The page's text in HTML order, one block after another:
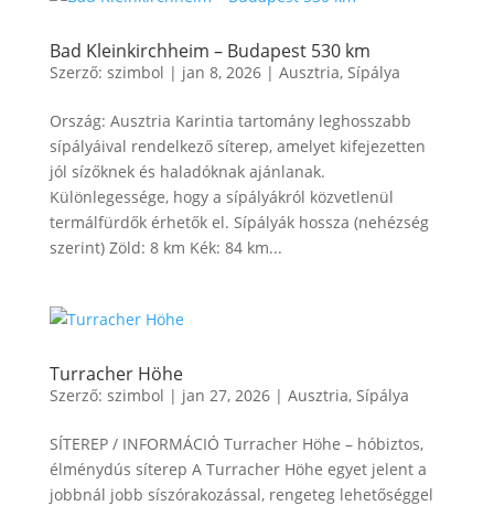
Bad Kleinkirchheim – Budapest 530 km
Szerző: szimbol | jan 8, 2026| Ausztria, Sípálya
Ország: Ausztria Karintia tartomány leghosszabb
sípályáival rendelkező síterep, amelyet kifejezetten
jól sízőknek és haladóknak ajánlanak.
Különlegessége, hogy a sípályákról közvetlenül
termálfürdők érhetők el. Sípályák hossza (nehézség
szerint) Zöld: 8 km Kék: 84 km...
Turracher Höhe
Szerző: szimbol | jan 27, 2026| Ausztria, Sípálya
SÍTEREP / INFORMÁCIÓ Turracher Höhe – hóbiztos,
élménydús síterep A Turracher Höhe egyet jelent a
jobbnál jobb síszórakozással, rengeteg lehetőséggel